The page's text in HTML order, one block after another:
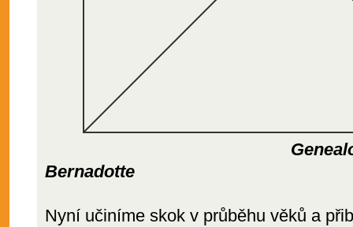
Genealogický
Bernadotte
Nyní učiníme skok v průběhu věků a